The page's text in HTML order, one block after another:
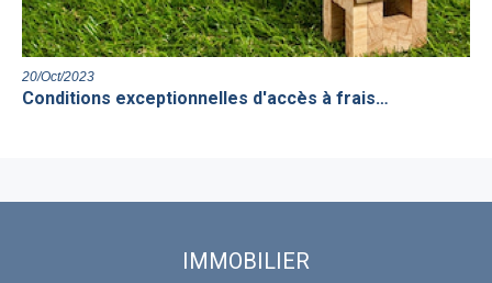
20/Oct/2023
Conditions exceptionnelles d'accès à frais…
IMMOBILIER